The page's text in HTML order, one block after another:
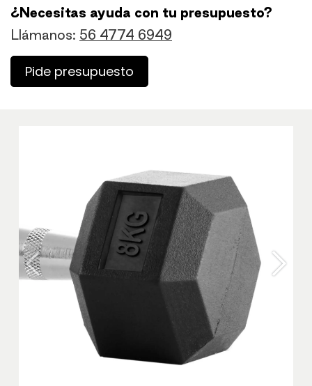
¿Necesitas ayuda con tu presupuesto?
Llámanos: 56 4774 6949
Pide presupuesto
Anterior